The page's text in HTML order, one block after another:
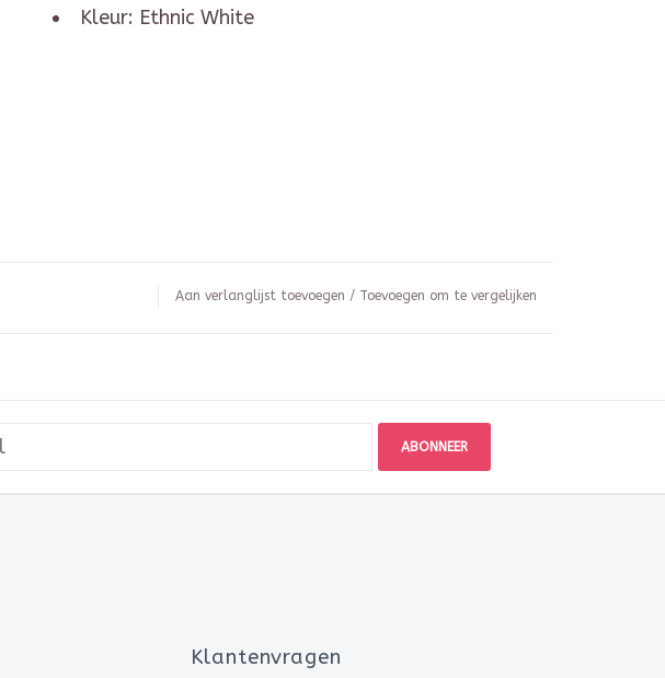
Kleur: Ethnic White
Aan verlanglijst toevoegen / Toevoegen om te vergelijken
ABONNEER
Klantenvragen